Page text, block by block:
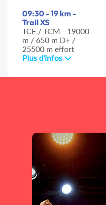
09:30 - 19 km -
Trail XS
TCF / TCM - 19000
m / 650 m D+ /
25500 m effort
Plus d'infos